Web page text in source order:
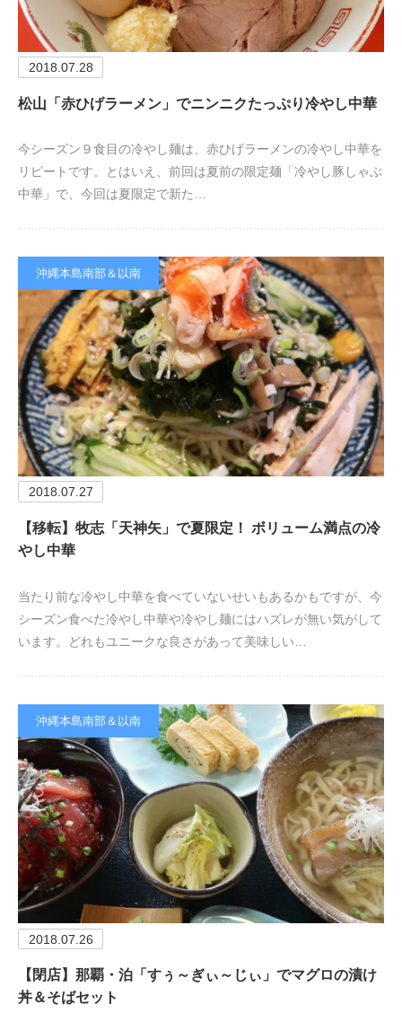
2018.07.28
松山「赤ひげラーメン」でニンニクたっぷり冷やし中華
今シーズン９食目の冷やし麺は、赤ひげラーメンの冷やし中華を
リピートです。とはいえ、前回は夏前の限定麺「冷やし豚しゃぶ
中華」で、今回は夏限定で新た…
沖縄本島南部＆以南
2018.07.27
【移転】牧志「天神矢」で夏限定！ ボリューム満点の冷
やし中華
当たり前な冷やし中華を食べていないせいもあるかもですが、今
シーズン食べた冷やし中華や冷やし麺にはハズレが無い気がして
います。どれもユニークな良さがあって美味しい…
沖縄本島南部＆以南
2018.07.26
【閉店】那覇・泊「すぅ～ぎぃ～じぃ」でマグロの漬け
丼＆そばセット